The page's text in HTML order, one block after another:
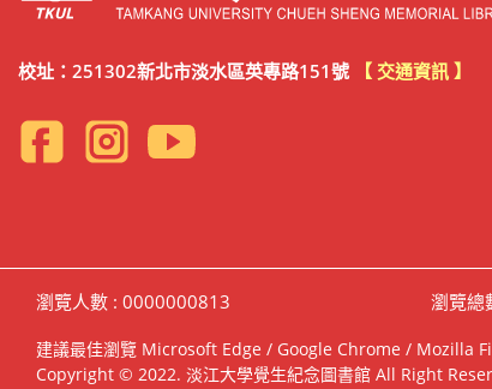
校址：251302新北市淡水區英專路151號 【 交通資訊 】
瀏覽人數 : 0000000813 瀏覽總
建議最佳瀏覽 Microsoft Edge / Google Chrome / Mozilla
Copyright © 2022. 淡江大學覺生紀念圖書館 All Right